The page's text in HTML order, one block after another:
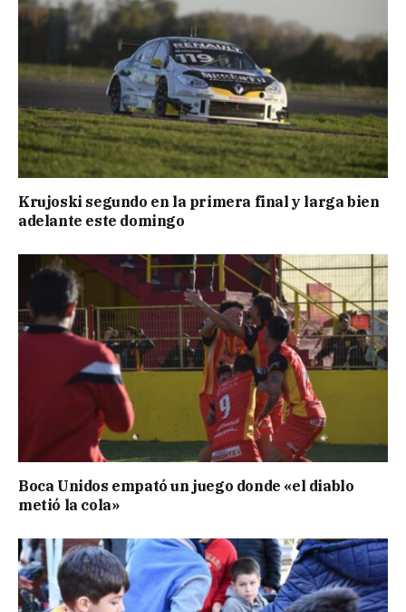
Krujoski segundo en la primera final y larga bien
adelante este domingo
Boca Unidos empató un juego donde «el diablo
metió la cola»